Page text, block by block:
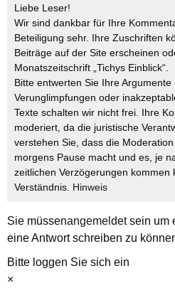
Liebe Leser!
Wir sind dankbar für Ihre
Beteiligung sehr. Ihre Zuschriften
Beiträge auf der Site erscheinen
Monatszeitschrift „Tichys Einblick“.
Bitte entwerten Sie Ihre
Verunglimpfungen oder
Texte schalten wir nicht frei. Ihre
moderiert, da die juristische
verstehen Sie, dass die
morgens Pause macht und es, je
zeitlichen Verzögerungen kommen
Verständnis. Hinweis
Sie müssenangemeldetsein um
eine Antwort schreiben zu
Bitte loggen Sie sich ein
×